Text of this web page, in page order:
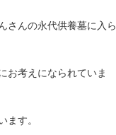
さんの永代供養墓に入ら
お考えになられていま
す。